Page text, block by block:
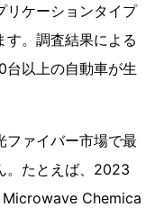
リケーションタイプ
す。調査結果による
以上の自動車が生
ファイバー市場で最
。たとえば、2023
Chemica